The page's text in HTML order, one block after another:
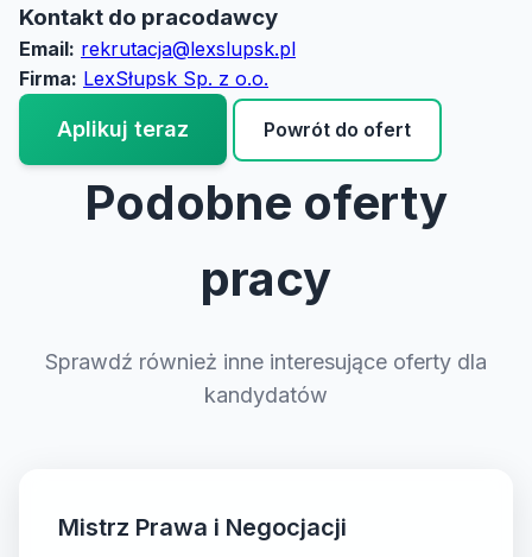
Kontakt do pracodawcy
Email: rekrutacja@lexslupsk.pl
Firma: LexSłupsk Sp. z o.o.
Aplikuj teraz Powrót do ofert
Podobne oferty
pracy
Sprawdź również inne interesujące oferty dla
kandydatów
Mistrz Prawa i Negocjacji